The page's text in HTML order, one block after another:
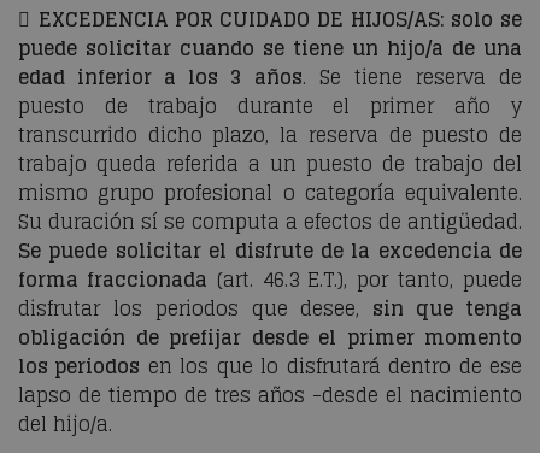
 EXCEDENCIA POR CUIDADO DE HIJOS/AS: solo se
puede solicitar cuando se tiene un hijo/a de una
edad inferior a los 3 años. Se tiene reserva de
puesto de trabajo durante el primer año y
transcurrido dicho plazo, la reserva de puesto de
trabajo queda referida a un puesto de trabajo del
mismo grupo profesional o categoría equivalente.
Su duración sí se computa a efectos de antigüedad.
Se puede solicitar el disfrute de la excedencia de
forma fraccionada (art. 46.3 E.T.), por tanto, puede
disfrutar los periodos que desee, sin que tenga
obligación de prefijar desde el primer momento
los periodos en los que lo disfrutará dentro de ese
lapso de tiempo de tres años -desde el nacimiento
del hijo/a.